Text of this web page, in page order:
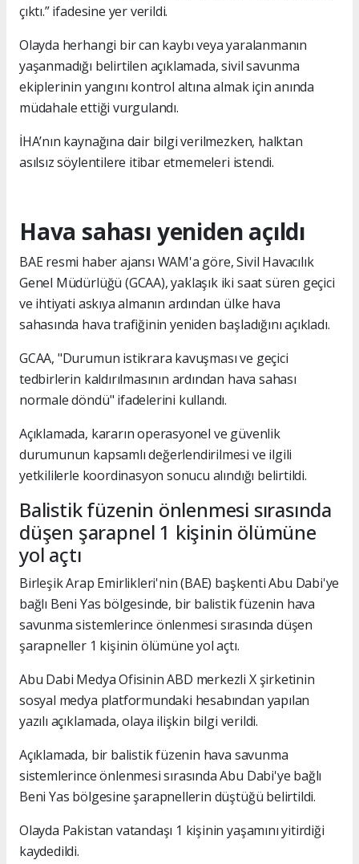
çıktı.” ifadesine yer verildi.
Olayda herhangi bir can kaybı veya yaralanmanın
yaşanmadığı belirtilen açıklamada, sivil savunma
ekiplerinin yangını kontrol altına almak için anında
müdahale ettiği vurgulandı.
İHA’nın kaynağına dair bilgi verilmezken, halktan
asılsız söylentilere itibar etmemeleri istendi.
Hava sahası yeniden açıldı
BAE resmi haber ajansı WAM'a göre, Sivil Havacılık
Genel Müdürlüğü (GCAA), yaklaşık iki saat süren geçici
ve ihtiyati askıya almanın ardından ülke hava
sahasında hava trafiğinin yeniden başladığını açıkladı.
GCAA, "Durumun istikrara kavuşması ve geçici
tedbirlerin kaldırılmasının ardından hava sahası
normale döndü" ifadelerini kullandı.
Açıklamada, kararın operasyonel ve güvenlik
durumunun kapsamlı değerlendirilmesi ve ilgili
yetkililerle koordinasyon sonucu alındığı belirtildi.
Balistik füzenin önlenmesi sırasında
düşen şarapnel 1 kişinin ölümüne
yol açtı
Birleşik Arap Emirlikleri'nin (BAE) başkenti Abu Dabi'ye
bağlı Beni Yas bölgesinde, bir balistik füzenin hava
savunma sistemlerince önlenmesi sırasında düşen
şarapneller 1 kişinin ölümüne yol açtı.
Abu Dabi Medya Ofisinin ABD merkezli X şirketinin
sosyal medya platformundaki hesabından yapılan
yazılı açıklamada, olaya ilişkin bilgi verildi.
Açıklamada, bir balistik füzenin hava savunma
sistemlerince önlenmesi sırasında Abu Dabi'ye bağlı
Beni Yas bölgesine şarapnellerin düştüğü belirtildi.
Olayda Pakistan vatandaşı 1 kişinin yaşamını yitirdiği
kaydedildi.